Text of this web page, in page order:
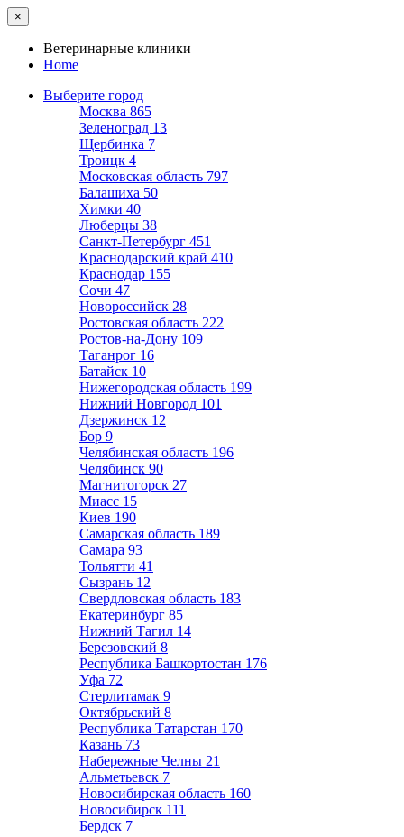
×
Ветеринарные клиники
Home
Выберите город
Москва 865
Зеленоград 13
Щербинка 7
Троицк 4
Московская область 797
Балашиха 50
Химки 40
Люберцы 38
Санкт-Петербург 451
Краснодарский край 410
Краснодар 155
Сочи 47
Новороссийск 28
Ростовская область 222
Ростов-на-Дону 109
Таганрог 16
Батайск 10
Нижегородская область 199
Нижний Новгород 101
Дзержинск 12
Бор 9
Челябинская область 196
Челябинск 90
Магнитогорск 27
Миасс 15
Киев 190
Самарская область 189
Самара 93
Тольятти 41
Сызрань 12
Свердловская область 183
Екатеринбург 85
Нижний Тагил 14
Березовский 8
Республика Башкортостан 176
Уфа 72
Стерлитамак 9
Октябрьский 8
Республика Татарстан 170
Казань 73
Набережные Челны 21
Альметьевск 7
Новосибирская область 160
Новосибирск 111
Бердск 7